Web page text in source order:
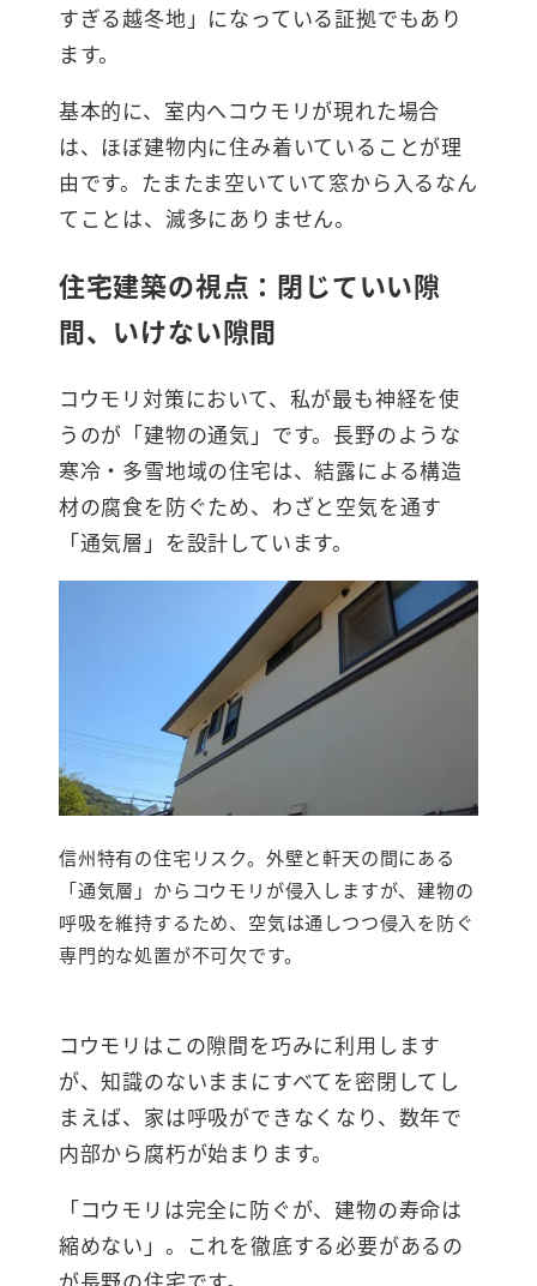
すぎる越冬地」になっている証拠でもあり
ます。
基本的に、室内へコウモリが現れた場合
は、ほぼ建物内に住み着いていることが理
由です。たまたま空いていて窓から入るなん
てことは、滅多にありません。
住宅建築の視点：閉じていい隙
間、いけない隙間
コウモリ対策において、私が最も神経を使
うのが「建物の通気」です。長野のような
寒冷・多雪地域の住宅は、結露による構造
材の腐食を防ぐため、わざと空気を通す
「通気層」を設計しています。
信州特有の住宅リスク。外壁と軒天の間にある
「通気層」からコウモリが侵入しますが、建物の
呼吸を維持するため、空気は通しつつ侵入を防ぐ
専門的な処置が不可欠です。
コウモリはこの隙間を巧みに利用します
が、知識のないままにすべてを密閉してし
まえば、家は呼吸ができなくなり、数年で
内部から腐朽が始まります。
「コウモリは完全に防ぐが、建物の寿命は
縮めない」。これを徹底する必要があるの